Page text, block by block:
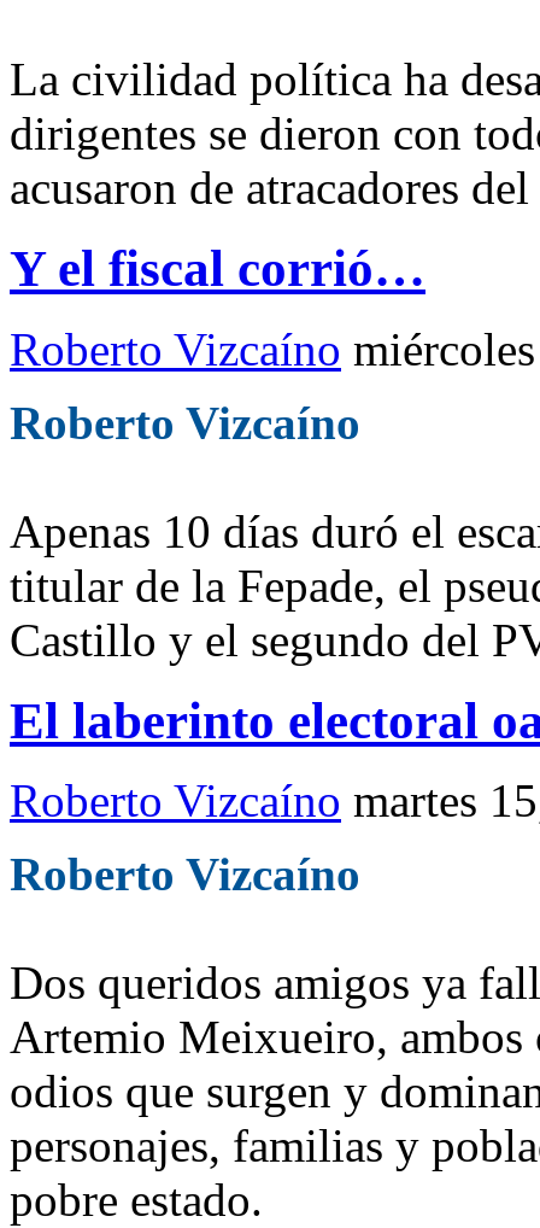
La civilidad política ha
dirigentes se dieron con
acusaron de atracadores
Y el fiscal corrió…
Roberto Vizcaíno
Roberto Vizcaíno
Apenas 10 días duró el
titular de la Fepade, el
Castillo y el segundo del
El laberinto electoral
Roberto Vizcaíno martes
Roberto Vizcaíno
Dos queridos amigos ya
Artemio Meixueiro, ambos
odios que surgen y
personajes, familias y
pobre estado.